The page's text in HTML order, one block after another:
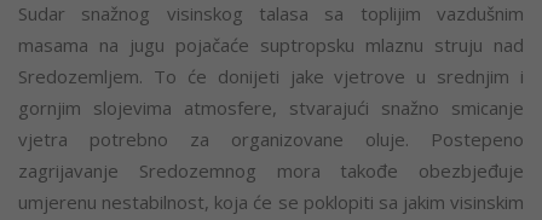
Sudar snažnog visinskog talasa sa toplijim vazdušnim
masama na jugu pojačaće suptropsku mlaznu struju nad
Sredozemljem. To će donijeti jake vjetrove u srednjim i
gornjim slojevima atmosfere, stvarajući snažno smicanje
vjetra potrebno za organizovane oluje. Postepeno
zagrijavanje Sredozemnog mora takođe obezbjeđuje
umjerenu nestabilnost, koja će se poklopiti sa jakim visinskim